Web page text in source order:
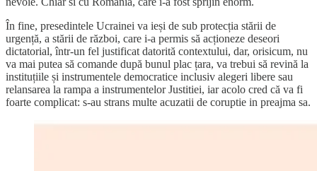
În fine, presedintele Ucrainei va ieși de sub protecția stării de
urgență, a stării de război, care i-a permis să acționeze deseori
dictatorial, într-un fel justificat datorită contextului, dar, orisicum, nu
va mai putea să comande după bunul plac țara, va trebui să revină la
instituțiile și instrumentele democratice inclusiv alegeri libere sau
relansarea la rampa a instrumentelor Justitiei, iar acolo cred că va fi
foarte complicat: s-au strans multe acuzatii de coruptie in preajma sa.